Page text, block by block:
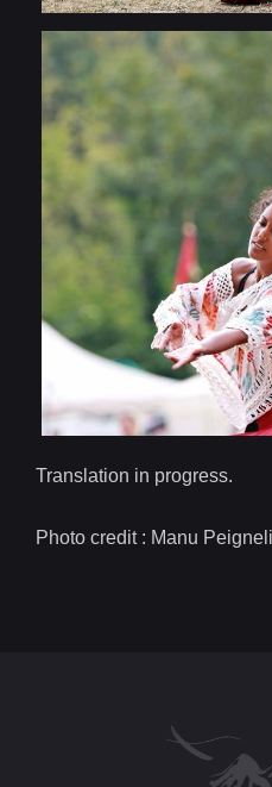
Translation in progress.
Photo credit : Manu